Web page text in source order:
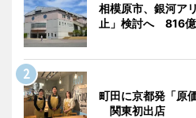
相模原市、銀河ア
止」検討へ 816
町田に京都発「原
関東初出店